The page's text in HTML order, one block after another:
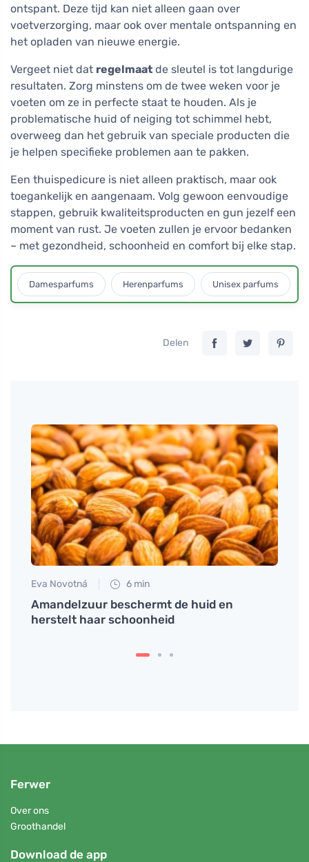
ontspant. Deze tijd kan niet alleen gaan over
voetverzorging, maar ook over mentale ontspanning en
het opladen van nieuwe energie.
Vergeet niet dat regelmaat de sleutel is tot langdurige
resultaten. Zorg minstens om de twee weken voor je
voeten om ze in perfecte staat te houden. Als je
problematische huid of neiging tot schimmel hebt,
overweeg dan het gebruik van speciale producten die
je helpen specifieke problemen aan te pakken.
Een thuispedicure is niet alleen praktisch, maar ook
toegankelijk en aangenaam. Volg gewoon eenvoudige
stappen, gebruik kwaliteitsproducten en gun jezelf een
moment van rust. Je voeten zullen je ervoor bedanken
– met gezondheid, schoonheid en comfort bij elke stap.
Damesparfums Herenparfums Unisex parfums
Delen
Eva Novotná 6 min
Amandelzuur beschermt de huid en
herstelt haar schoonheid
Ferwer
Over ons
Groothandel
Download de app